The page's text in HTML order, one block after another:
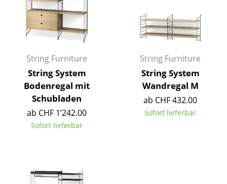
Uhren
Spiegel
Vasen
Tabletts
Büroutensilien
Aufbewahrungsboxen
Kissen
String Furniture
String System
Bodenregal mit
Schubladen
ab CHF 1’242.00
Sofort lieferbar
String Furniture
String System
Wandregal M
ab CHF 432.00
Sofort lieferbar